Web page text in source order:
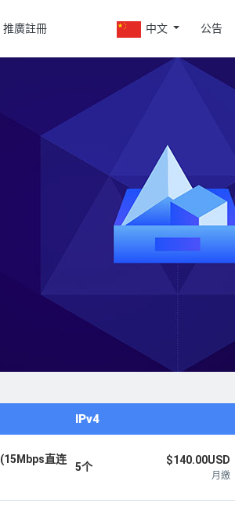
推廣註冊 中文 公告
IPv4
直连
5个
$140.00USD
月繳